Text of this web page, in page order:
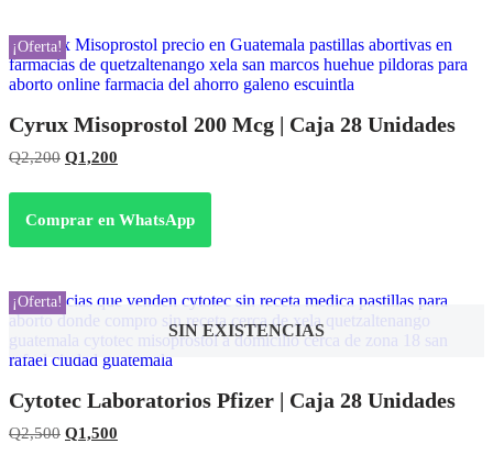
¡Oferta!
Cyrux Misoprostol 200 Mcg | Caja 28 Unidades
Q2,200 El
original
Q2,200.
Q1,200
actual
es:
Q1,200.
Comprar en WhatsApp
SIN EXISTENCIAS
¡Oferta!
Cytotec Laboratorios Pfizer | Caja 28 Unidades
Q2,500 El
Q1,500